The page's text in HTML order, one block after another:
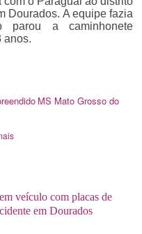
Dourados. A equipe fazia
parou a caminhonete
anos.
MS Mato Grosso do
veículo com placas de
em Dourados